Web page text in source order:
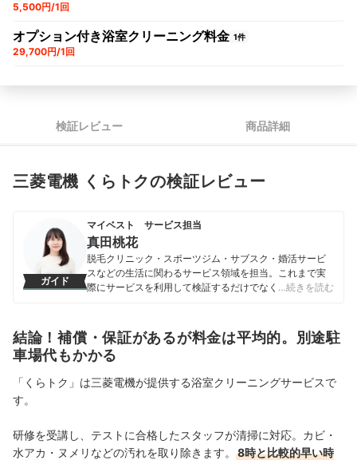
5,500円/1回
オプション付き浴室クリーニング料金 1件
29,700円/1回
検証レビュー 商品詳細
三菱電機 くらトクの検証レビュー
ガイド
マイベスト サービス担当
真田桃花
脱毛クリニック・スポーツジム・サブスク・婚活サービ
スなどの生活に関わるサービス領域を担当。これまで実
際にサービスを利用して検証するだけでなく、医師や婚
からこそ、徹底検証を通じて全ユーザーが選びやすい情
報を届ける」ことをモットーに活動している。
真田桃花のプロフィール
…続きを読む
結論！補償・保証があるが料金は平均的。別途駐
車場代もかかる
「くらトク」は三菱電機が提供する浴室クリーニングサービスで
す。
研修を受講し、テストに合格したスタッフが清掃に対応。カビ・
水アカ・ヌメリなどの汚れを取り除きます。
8時と比較的早い時